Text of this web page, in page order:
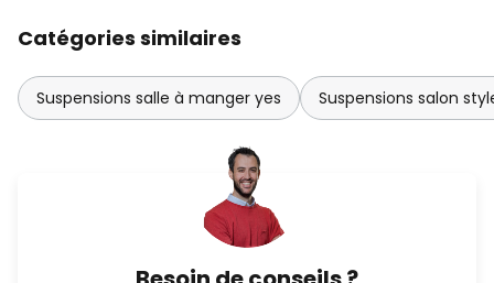
Catégories similaires
Suspensions salle à manger yes Suspensions salon